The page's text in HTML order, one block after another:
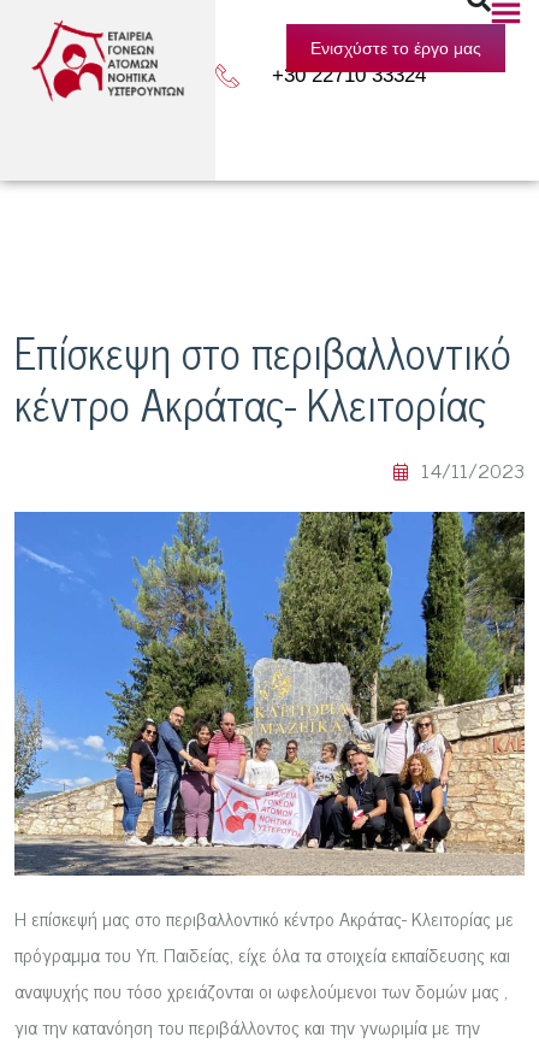
+30 22710 33324
Ενισχύστε το έργο μας
Επίσκεψη στο περιβαλλοντικό
κέντρο Ακράτας- Κλειτορίας
14/11/2023
Η επίσκεψή μας στο περιβαλλοντικό κέντρο Ακράτας- Κλειτορίας με
πρόγραμμα του Υπ. Παιδείας, είχε όλα τα στοιχεία εκπαίδευσης και
αναψυχής που τόσο χρειάζονται οι ωφελούμενοι των δομών μας ,
για την κατανόηση του περιβάλλοντος και την γνωριμία με την